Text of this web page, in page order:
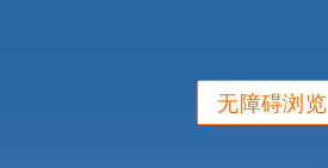
无障碍浏览